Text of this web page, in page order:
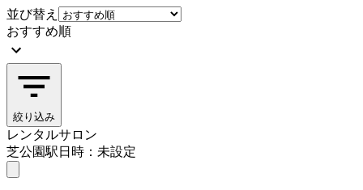
並び替え
おすすめ順
絞り込み
レンタルサロン
芝公園駅日時：未設定